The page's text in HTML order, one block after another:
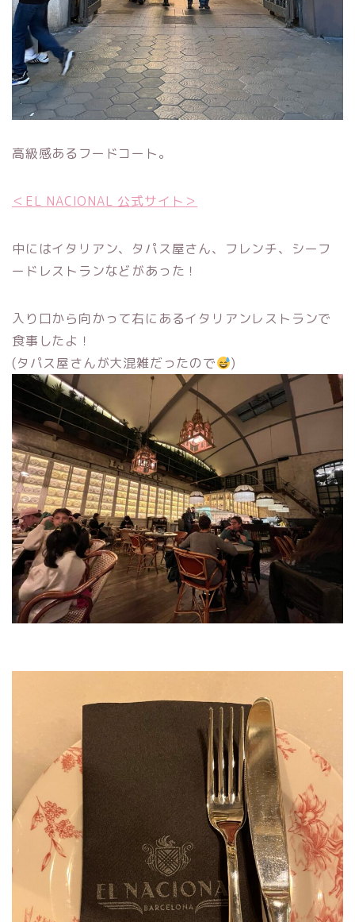
高級感あるフードコート。
＜EL NACIONAL 公式サイト＞
中にはイタリアン、タパス屋さん、フレンチ、シーフ
ードレストランなどがあった！
入り口から向かって右にあるイタリアンレストランで
食事したよ！
(タパス屋さんが大混雑だったので
)